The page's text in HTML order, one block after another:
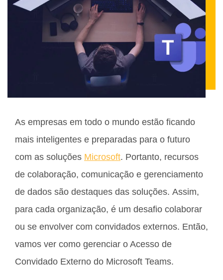
As empresas em todo o mundo estão ficando
mais inteligentes e preparadas para o futuro
com as soluções Microsoft. Portanto, recursos
de colaboração, comunicação e gerenciamento
de dados são destaques das soluções. Assim,
para cada organização, é um desafio colaborar
ou se envolver com convidados externos. Então,
vamos ver como gerenciar o Acesso de
Convidado Externo do Microsoft Teams.